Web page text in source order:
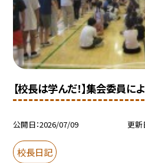
【校長は学んだ！】集会委員に
公開日 2026/07/09 更新
校長日記